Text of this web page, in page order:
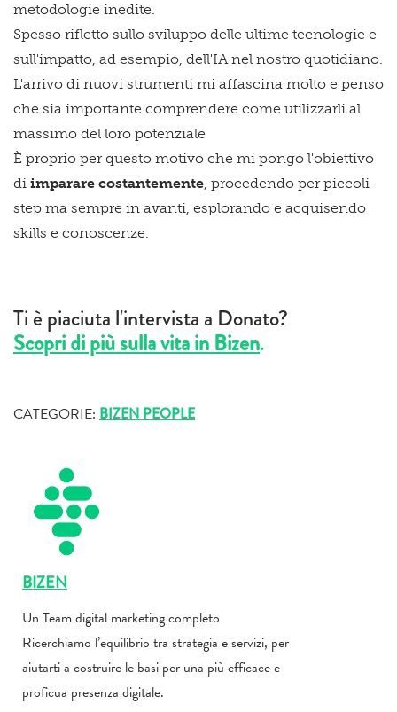
metodologie inedite.
Spesso rifletto sullo sviluppo delle ultime tecnologie e
sull'impatto, ad esempio, dell'IA nel nostro quotidiano.
L'arrivo di nuovi strumenti mi affascina molto e penso
che sia importante comprendere come utilizzarli al
massimo del loro potenziale
È proprio per questo motivo che mi pongo l'obiettivo
di imparare costantemente, procedendo per piccoli
step ma sempre in avanti, esplorando e acquisendo
skills e conoscenze.
Ti è piaciuta l'intervista a Donato?
Scopri di più sulla vita in Bizen.
CATEGORIE: BIZEN PEOPLE
BIZEN
Un Team digital marketing completo
Ricerchiamo l’equilibrio tra strategia e servizi, per
aiutarti a costruire le basi per una più efficace e
proficua presenza digitale.